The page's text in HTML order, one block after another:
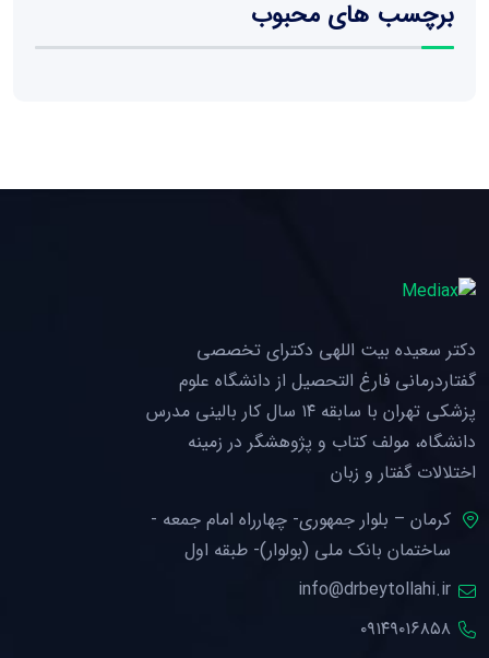
برچسب های محبوب
دکتر سعیده بیت اللهی دکترای تخصصی
گفتاردرمانی فارغ التحصیل از دانشگاه علوم
پزشکی تهران با سابقه ۱۴ سال کار بالینی مدرس
دانشگاه، مولف کتاب و پژوهشگر در زمینه
اختلالات گفتار و زبان
کرمان – بلوار جمهوری- چهارراه امام جمعه -
ساختمان بانک ملی (بولوار)- طبقه اول
info@drbeytollahi.ir
۰۹۱۴۹۰۱۶۸۵۸